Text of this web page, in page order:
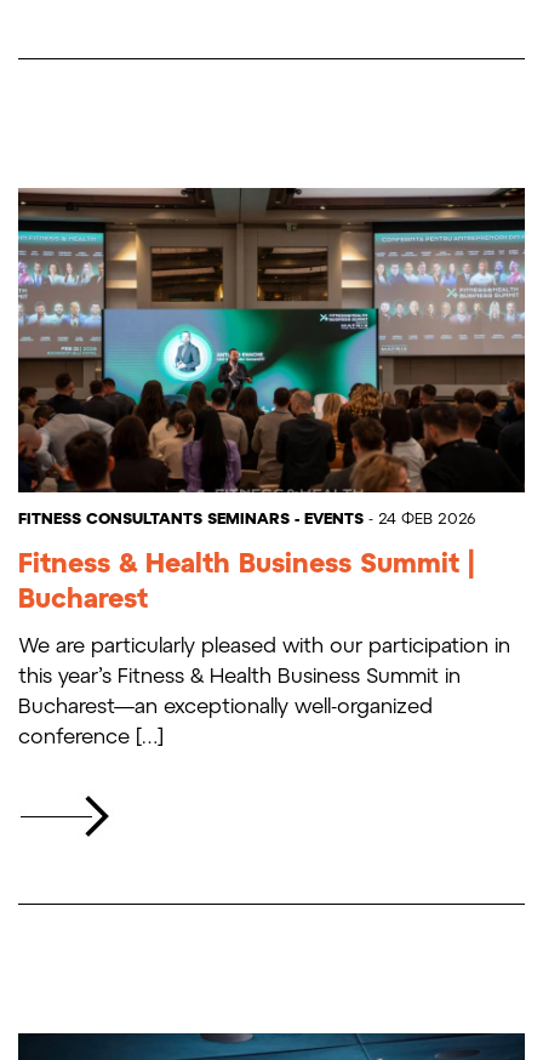
FITNESS CONSULTANTS SEMINARS - EVENTS - 24 ΦΕΒ 2026
Fitness & Health Business Summit |
Bucharest
We are particularly pleased with our participation in
this year’s Fitness & Health Business Summit in
Bucharest—an exceptionally well-organized
conference […]